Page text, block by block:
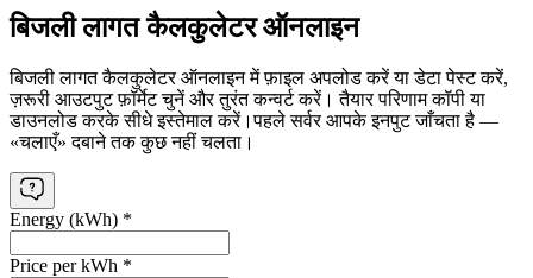
बिजली लागत कैलकुलेटर ऑनलाइन
बिजली लागत कैलकुलेटर ऑनलाइन में फ़ाइल अपलोड करें या डेटा पेस्ट करें,
ज़रूरी आउटपुट फ़ॉर्मेट चुनें और तुरंत कन्वर्ट करें। तैयार परिणाम कॉपी या
डाउनलोड करके सीधे इस्तेमाल करें।पहले सर्वर आपके इनपुट जाँचता है —
«चलाएँ» दबाने तक कुछ नहीं चलता।
Energy (kWh) *
Price per kWh *